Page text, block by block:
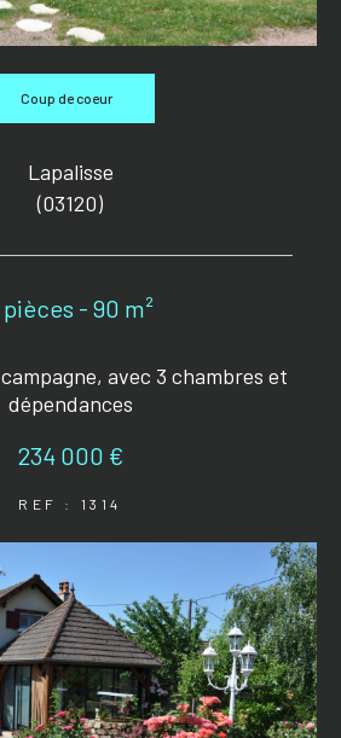
Coup de coeur
Lapalisse
(03120)
pièces - 90 m²
avec 3 chambres et
dépendances
234 000 €
REF : 1314